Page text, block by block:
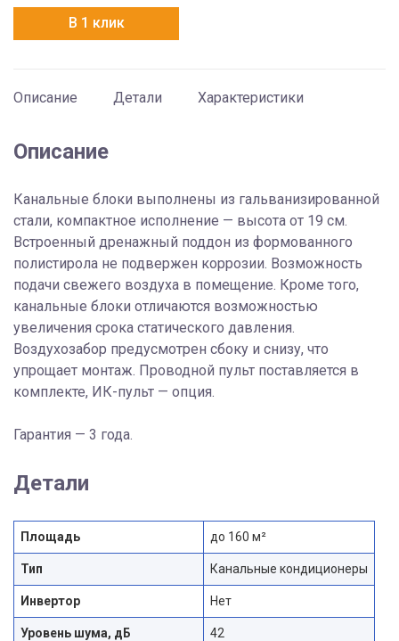
60HX4SHH
В 1 клик
Описание Детали Характеристики
Описание
Канальные блоки выполнены из гальванизированной
стали, компактное исполнение — высота от 19 см.
Встроенный дренажный поддон из формованного
полистирола не подвержен коррозии. Возможность
подачи свежего воздуха в помещение. Кроме того,
канальные блоки отличаются возможностью
увеличения срока статического давления.
Воздухозабор предусмотрен сбоку и снизу, что
упрощает монтаж. Проводной пульт поставляется в
комплекте, ИК-пульт — опция.
Гарантия — 3 года.
Детали
Площадь до 160 м²
Тип Канальные кондиционеры
Инвертор Нет
Уровень шума, дБ 42